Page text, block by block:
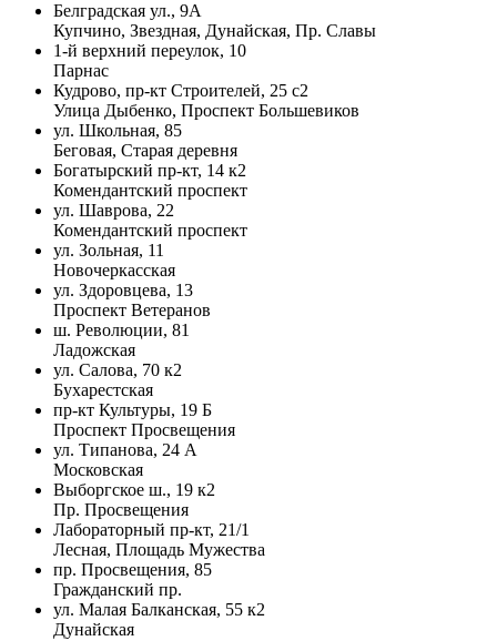
Белградская ул., 9А
Купчино, Звездная, Дунайская, Пр. Славы
1-й верхний переулок, 10
Парнас
Кудрово, пр-кт Строителей, 25 с2
Улица Дыбенко, Проспект Большевиков
ул. Школьная, 85
Беговая, Старая деревня
Богатырский пр-кт, 14 к2
Комендантский проспект
ул. Шаврова, 22
Комендантский проспект
ул. Зольная, 11
Новочеркасская
ул. Здоровцева, 13
Проспект Ветеранов
ш. Революции, 81
Ладожская
ул. Салова, 70 к2
Бухарестская
пр-кт Культуры, 19 Б
Проспект Просвещения
ул. Типанова, 24 А
Московская
Выборгское ш., 19 к2
Пр. Просвещения
Лабораторный пр-кт, 21/1
Лесная, Площадь Мужества
пр. Просвещения, 85
Гражданский пр.
ул. Малая Балканская, 55 к2
Дунайская